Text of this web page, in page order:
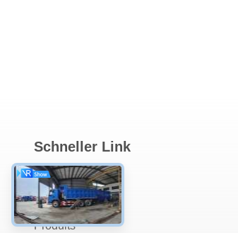
Schneller Link
Zu Hause
Über Uns
Produits